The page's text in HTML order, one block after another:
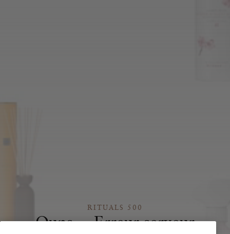
RITUALS 500
Oups… Erreur serveur